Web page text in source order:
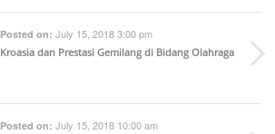
Posted on: July 15, 2018 3:00 pm
Kroasia dan Prestasi Gemilang di Bidang Olahraga
Posted on: July 15, 2018 10:00 am